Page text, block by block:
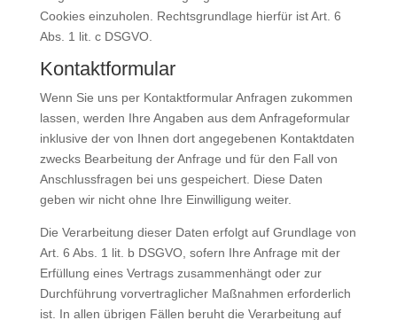
Cookies einzuholen. Rechtsgrundlage hierfür ist Art. 6
Abs. 1 lit. c DSGVO.
Kontaktformular
Wenn Sie uns per Kontaktformular Anfragen zukommen
lassen, werden Ihre Angaben aus dem Anfrageformular
inklusive der von Ihnen dort angegebenen Kontaktdaten
zwecks Bearbeitung der Anfrage und für den Fall von
Anschlussfragen bei uns gespeichert. Diese Daten
geben wir nicht ohne Ihre Einwilligung weiter.
Die Verarbeitung dieser Daten erfolgt auf Grundlage von
Art. 6 Abs. 1 lit. b DSGVO, sofern Ihre Anfrage mit der
Erfüllung eines Vertrags zusammenhängt oder zur
Durchführung vorvertraglicher Maßnahmen erforderlich
ist. In allen übrigen Fällen beruht die Verarbeitung auf